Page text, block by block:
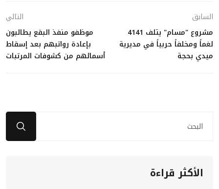
السابق
مشروع "مسام" يتلف 4141
لغماً ومخلفاً حربياً في مديرية
ميدي بحجة
التالي
موظفو منفذ البقع يطالبون
بإعادة رواتبهم بعد إسقاط
أسمائهم من كشوفات المرتبات
الأكثر قراءة